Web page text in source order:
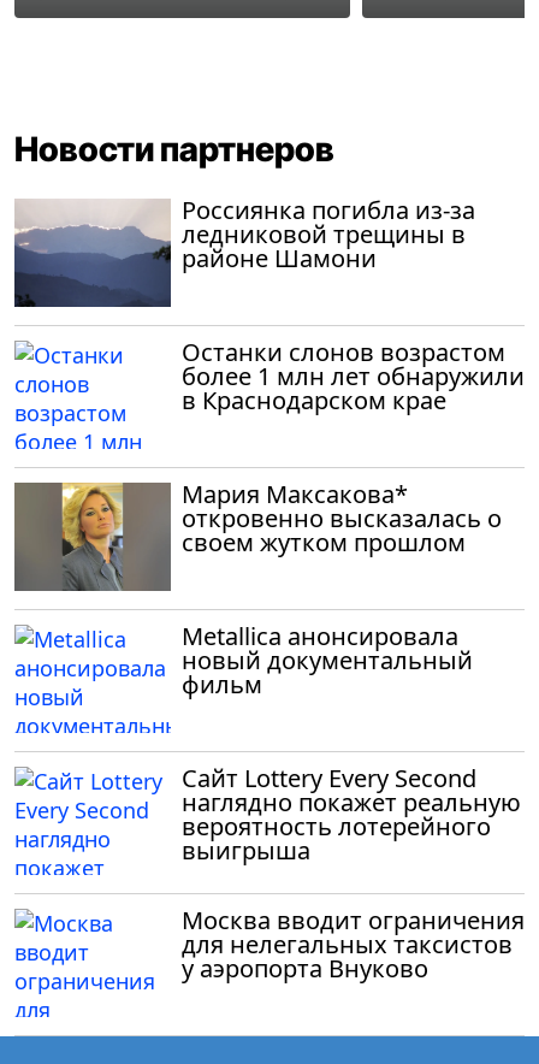
Новости партнеров
Россиянка погибла из-за
ледниковой трещины в
районе Шамони
Останки слонов возрастом
более 1 млн лет обнаружили
в Краснодарском крае
Мария Максакова*
откровенно высказалась о
своем жутком прошлом
Metallica анонсировала
новый документальный
фильм
Сайт Lottery Every Second
наглядно покажет реальную
вероятность лотерейного
выигрыша
Москва вводит ограничения
для нелегальных таксистов
у аэропорта Внуково